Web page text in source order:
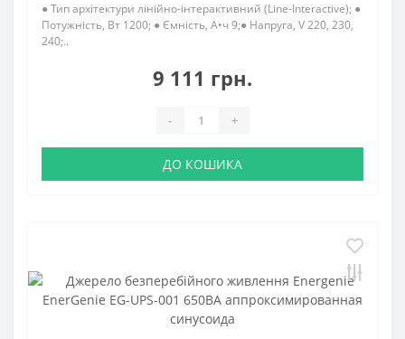
● Тип архітектури лінійно-інтерактивний (Line-Interactive); ●
Потужність, Вт 1200; ● Ємність, А•ч 9;● Напруга, V 220, 230,
240;..
9 111 грн.
- +
ДО КОШИКА